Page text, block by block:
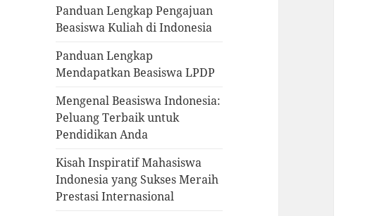
Panduan Lengkap Pengajuan
Beasiswa Kuliah di Indonesia
Panduan Lengkap
Mendapatkan Beasiswa LPDP
Mengenal Beasiswa Indonesia:
Peluang Terbaik untuk
Pendidikan Anda
Kisah Inspiratif Mahasiswa
Indonesia yang Sukses Meraih
Prestasi Internasional